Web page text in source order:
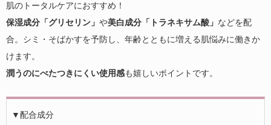
肌のトータルケアにおすすめ！
保湿成分「グリセリン」 や美白成分「トラネキサム酸」 などを配
合。シミ・そばかすを予防し、年齢とともに増える肌悩みに働きか
けます。
潤うのにべたつきにくい使用感も嬉しいポイントです。
▼配合成分